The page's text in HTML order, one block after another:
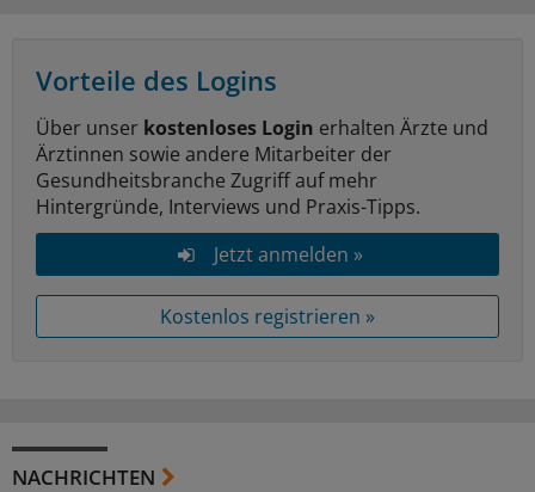
Vorteile des Logins
Über unser kostenloses Login erhalten Ärzte und
Ärztinnen sowie andere Mitarbeiter der
Gesundheitsbranche Zugriff auf mehr
Hintergründe, Interviews und Praxis-Tipps.
Jetzt anmelden »
Kostenlos registrieren »
NACHRICHTEN